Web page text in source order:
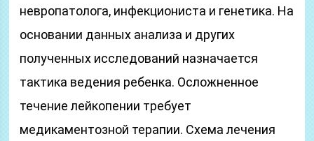
невропатолога, инфекциониста и генетика. На
основании данных анализа и других
полученных исследований назначается
тактика ведения ребенка. Осложненное
течение лейкопении требует
медикаментозной терапии. Схема лечения